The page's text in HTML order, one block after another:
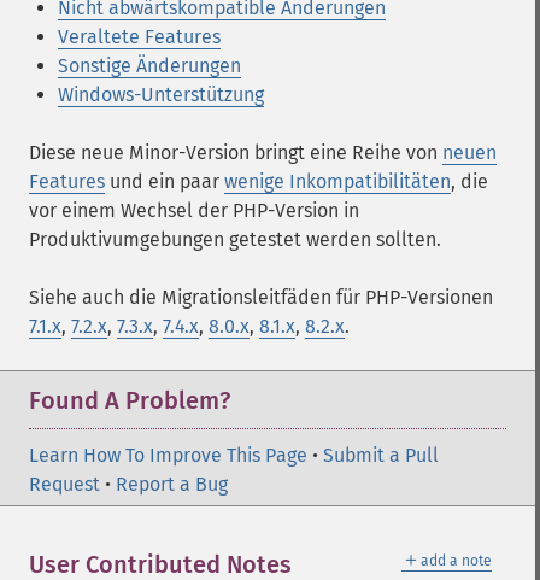
Nicht abwärtskompatible Änderungen
Veraltete Features
Sonstige Änderungen
Windows-Unterstützung
Diese neue Minor-Version bringt eine Reihe von neuen
Features und ein paar wenige Inkompatibilitäten, die
vor einem Wechsel der PHP-Version in
Produktivumgebungen getestet werden sollten.
Siehe auch die Migrationsleitfäden für PHP-Versionen
7.1.x, 7.2.x, 7.3.x, 7.4.x, 8.0.x, 8.1.x, 8.2.x.
Found A Problem?
Learn How To Improve This Page • Submit a Pull
Request • Report a Bug
＋ add a note
User Contributed Notes